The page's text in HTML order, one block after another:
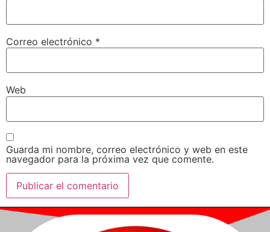
Correo electrónico *
Web
Guarda mi nombre, correo electrónico y web en este
navegador para la próxima vez que comente.